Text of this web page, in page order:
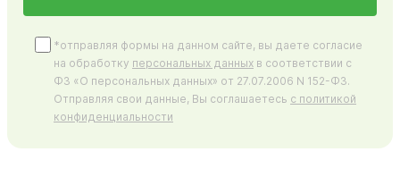
*отправляя формы на данном сайте, вы даете согласие
на обработку персональных данных в соответствии с
ФЗ «О персональных данных» от 27.07.2006 N 152-ФЗ.
Отправляя свои данные, Вы соглашаетесь с политикой
конфиденциальности